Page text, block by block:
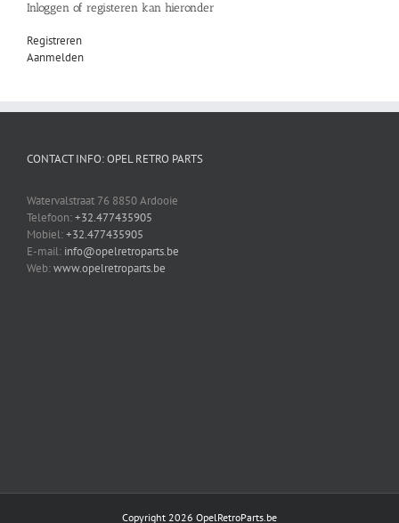
Inloggen of registeren kan hieronder
Registreren
Aanmelden
CONTACT INFO: OPEL RETRO PARTS
Watervalstraat 76 8850 Ardooie
Telefoon:+32.477435905
Mobiel:+32.477435905
E-mail: info@opelretroparts.be
Web:www.opelretroparts.be
Copyright 2026 OpelRetroParts.be